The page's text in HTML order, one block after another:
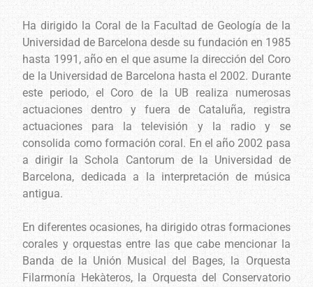
Ha dirigido la Coral de la Facultad de Geología de la
Universidad de Barcelona desde su fundación en 1985
hasta 1991, año en el que asume la dirección del Coro
de la Universidad de Barcelona hasta el 2002. Durante
este periodo, el Coro de la UB realiza numerosas
actuaciones dentro y fuera de Cataluña, registra
actuaciones para la televisión y la radio y se
consolida como formación coral. En el año 2002 pasa
a dirigir la Schola Cantorum de la Universidad de
Barcelona, dedicada a la interpretación de música
antigua.
En diferentes ocasiones, ha dirigido otras formaciones
corales y orquestas entre las que cabe mencionar la
Banda de la Unión Musical del Bages, la Orquesta
Filarmonía Hekàteros, la Orquesta del Conservatorio